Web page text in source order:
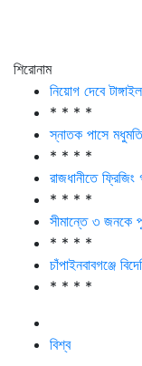
শিরোনাম
নিয়োগ দেবে
* * * *
স্নাতক পাসে
* * * *
রাজধানীতে ফ্রিজিং
* * * *
সীমান্তে ৩ জনকে
* * * *
চাঁপাইনবাবগঞ্জে
* * * *
বিশ্ব